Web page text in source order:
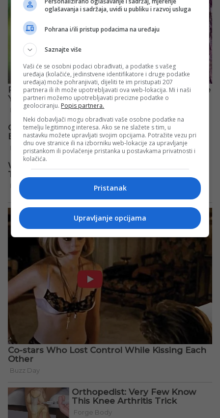
oglašavanja i sadržaja, uvidi u publiku i razvoj usluga
Pohrana i/ili pristup podacima na uređaju
Saznajte više
Vaši će se osobni podaci obrađivati, a podatke s vašeg
uređaja (kolačiće, jedinstvene identifikatore i druge podatke
uređaja) može pohranjivati, dijeliti te im pristupati 207
partnera ili ih može upotrebljavati ova web-lokacija. Mi i naši
partneri možemo upotrebljavati precizne podatke o
geolociranju. Popis partnera.
Neki dobavljači mogu obrađivati vaše osobne podatke na
temelju legitimnog interesa. Ako se ne slažete s tim, u
nastavku možete upravljati svojim opcijama. Potražite vezu pri
dnu ove stranice ili na izborniku web-lokacije za upravljanje
pristankom ili povlačenje pristanka u postavkama privatnosti i
kolačića.
Pristanak
Upravljanje opcijama